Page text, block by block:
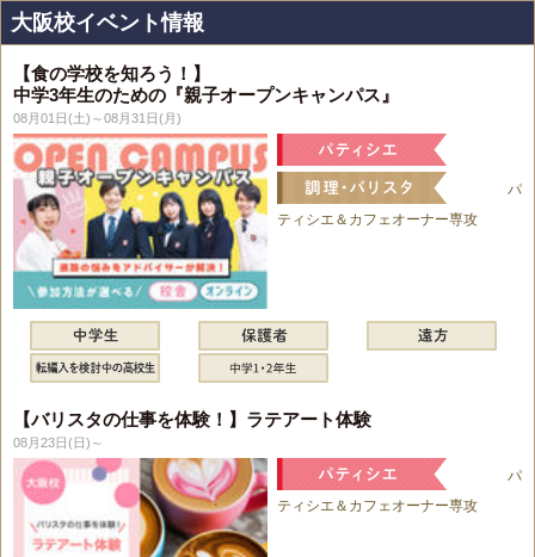
大阪校イベント情報
【食の学校を知ろう！】
中学3年生のための『親子オープンキャンパス』
08月01日(土)～08月31日(月)
パ
ティシエ＆カフェオーナー専攻
【バリスタの仕事を体験！】ラテアート体験
08月23日(日)～
パ
ティシエ＆カフェオーナー専攻